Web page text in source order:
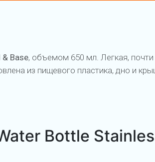
Base, объемом 650 мл. Легкая,
из пищевого пластика, дно и
Bottle